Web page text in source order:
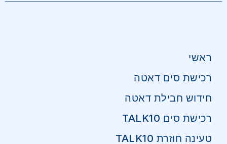
ראשי
רכישת סים דאטה
חידוש חבילת דאטה
רכישת סים TALK10
טעינה חוזרת TALK10